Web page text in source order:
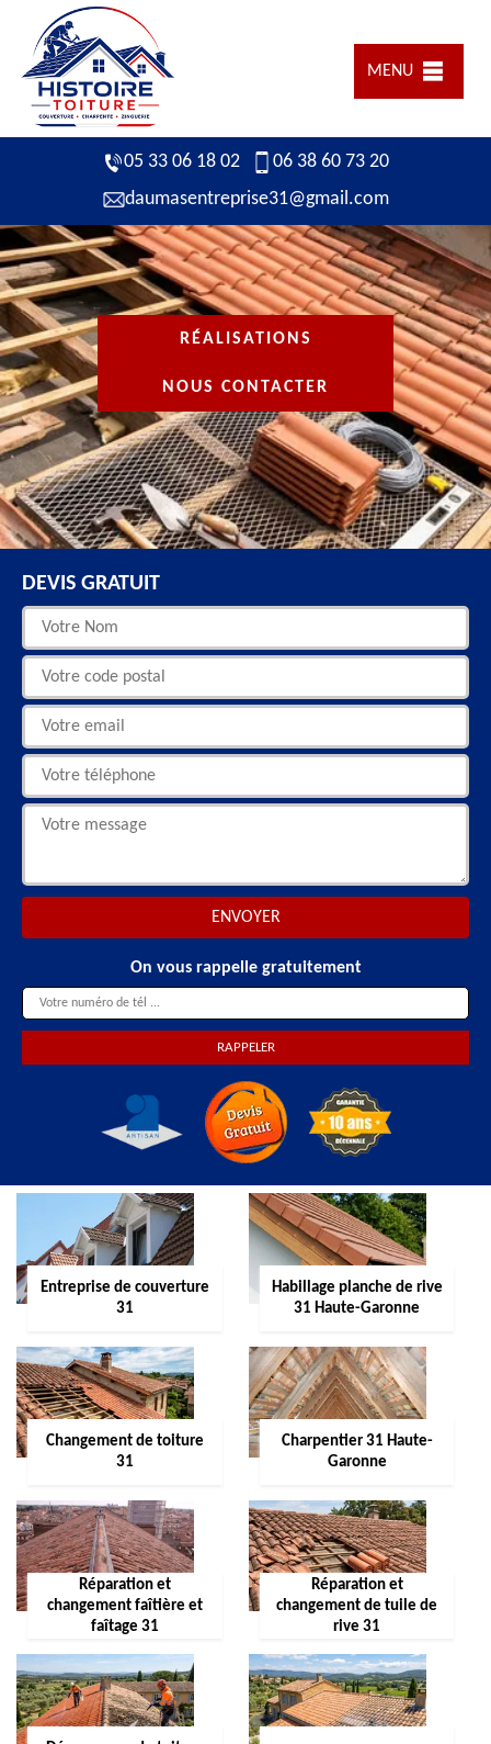
MENU
05 33 06 18 02
06 38 60 73 20
daumasentreprise31@gmail.com
RÉALISATIONS
NOUS CONTACTER
DEVIS GRATUIT
On vous rappelle gratuitement
Entreprise de couverture
31
Habillage planche de rive
31 Haute-Garonne
Changement de toiture
31
Charpentier 31 Haute-
Garonne
Réparation et
changement faîtière et
faîtage 31
Réparation et
changement de tuile de
rive 31